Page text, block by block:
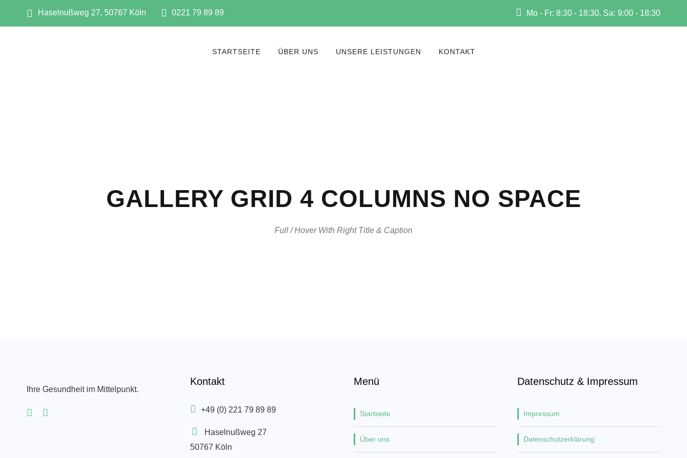
Haselnußweg 27, 50767 Köln 0221 79 89 89 Mo - Fr: 8:30 - 18:30, Sa: 9:00 - 18:30
STARTSEITE ÜBER UNS UNSERE LEISTUNGEN KONTAKT
GALLERY GRID 4 COLUMNS NO SPACE
Full / Hover With Right Title & Caption
Ihre Gesundheit im Mittelpunkt.
Kontakt
+49 (0) 221 79 89 89
Haselnußweg 27
50767 Köln
Menü
Startseite
Über uns
Datenschutz & Impressum
Impressum
Datenschutzerklärung